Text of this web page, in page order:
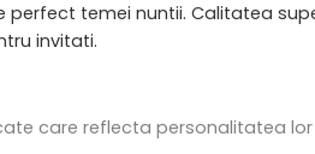
temei nuntii. Calitatea
invitati.
care reflecta personalitatea lor